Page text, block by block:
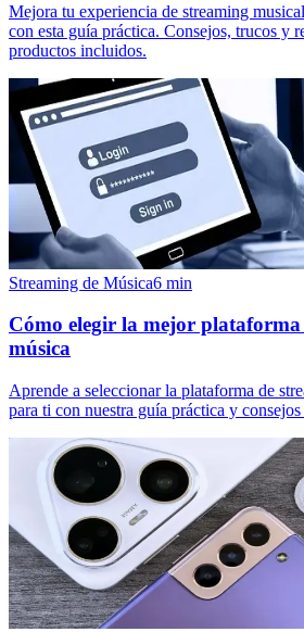
Mejora tu experiencia de streaming
con esta guía práctica. Consejos, trucos y
productos incluidos.
Streaming de Música6 min
Cómo elegir la mejor plataforma
música
Aprende a seleccionar la plataforma de
para ti con nuestra guía práctica y